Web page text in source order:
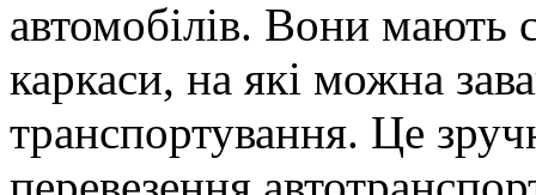
автомобілів. Вони мають
каркаси, на які можна
транспортування. Це